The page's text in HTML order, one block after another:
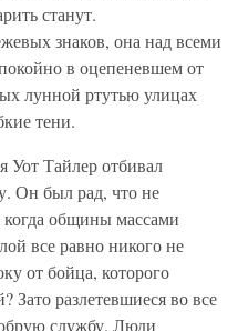
станут.
знаков, она над всеми
в оцепеневшем от
лунной ртутью улицах
тени.
Тайлер отбивал
Он был рад, что не
общины массами
все равно никого не
от бойца, которого
Зато разлетевшиеся во все
службу. Люди